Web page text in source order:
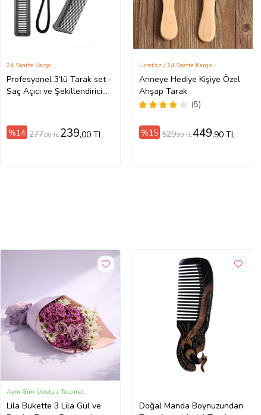
Profesyonel 3’lü Tarak set -
Saç Açıcı ve Şekillendirici
24 Saatte Kargo
%14 277,00 TL 239,00 TL
Anneye Hediye Kişiye Özel
Ahşap Tarak
(5)
Ücretsiz / 24 Saatte Kargo
%15 529,90 TL449,90 TL
Lila Bukette 3 Lila Gül ve
Aynı Gün Ücretsiz Teslimat
Doğal Manda Boynuzundan